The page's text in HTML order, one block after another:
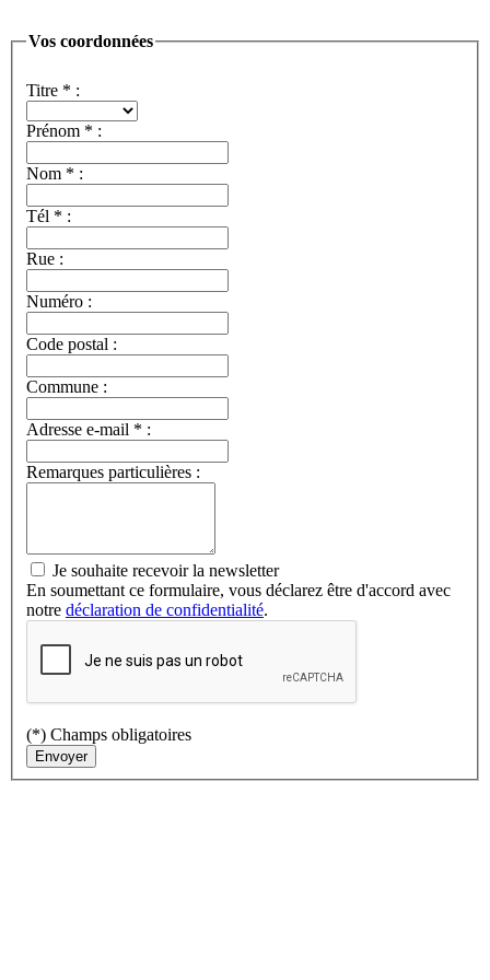
Vos coordonnées
Titre * :
Prénom * :
Nom * :
Tél * :
Rue :
Numéro :
Code postal :
Commune :
Adresse e-mail * :
Remarques particulières :
Je souhaite recevoir la newsletter
En soumettant ce formulaire, vous déclarez être d'accord avec
notre déclaration de confidentialité.
(*) Champs obligatoires
Envoyer